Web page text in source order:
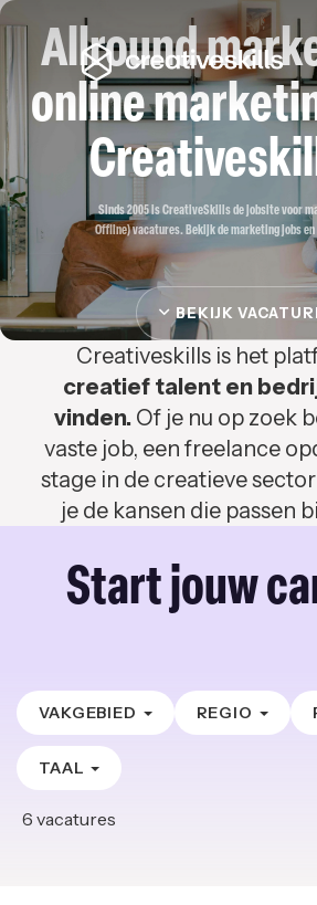
Allround
online
Sinds 2005 is CreativeSkills de jobsite voor
Offline) vacatures. Bekijk de marketing jobs
BEKIJK
Creativeskills is het
creatief talent en
vinden. Of je nu op zoek
vaste job, een freelance
stage in de creatieve
je de kansen die passen
Start jouw
VAKGEBIED REGIO
TAAL
6 vacatures